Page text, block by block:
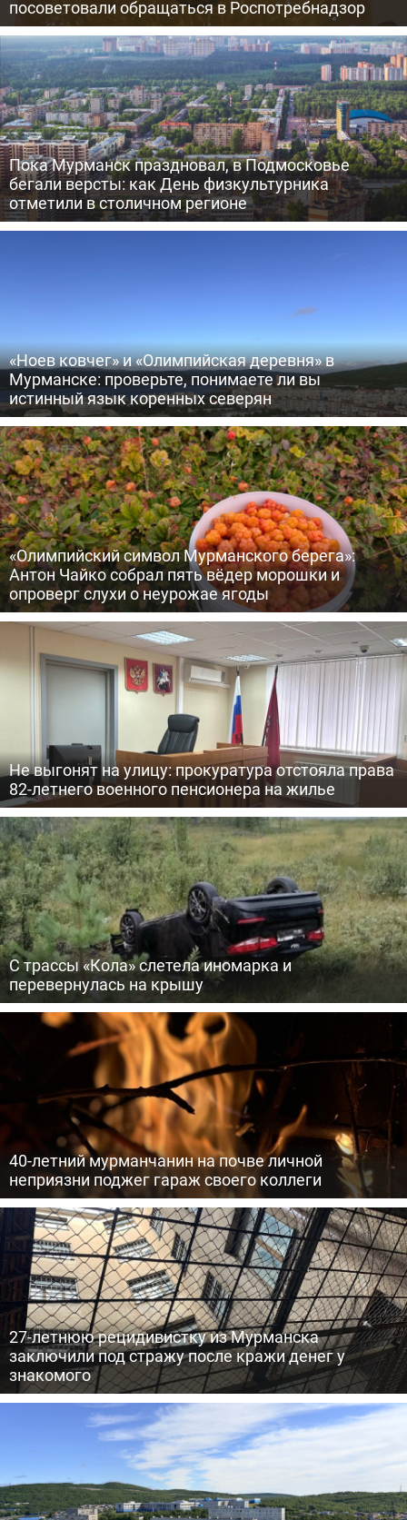
посоветовали обращаться в Роспотребнадзор
Пока Мурманск праздновал, в Подмосковье
бегали версты: как День физкультурника
отметили в столичном регионе
«Ноев ковчег» и «Олимпийская деревня» в
Мурманске: проверьте, понимаете ли вы
истинный язык коренных северян
«Олимпийский символ Мурманского берега»:
Антон Чайко собрал пять вёдер морошки и
опроверг слухи о неурожае ягоды
Не выгонят на улицу: прокуратура отстояла права
82-летнего военного пенсионера на жилье
С трассы «Кола» слетела иномарка и
перевернулась на крышу
40-летний мурманчанин на почве личной
неприязни поджег гараж своего коллеги
27-летнюю рецидивистку из Мурманска
заключили под стражу после кражи денег у
знакомого